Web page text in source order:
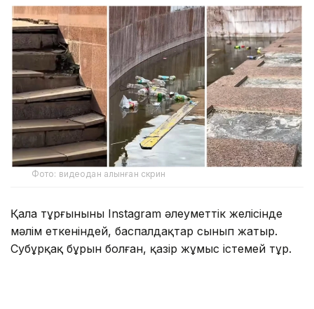
Фото: видеодан алынған скрин
Қала тұрғынының Instagram әлеуметтік желісінде
мәлім еткеніндей, баспалдақтар сынып жатыр.
Субұрқақ бұрын болған, қазір жұмыс істемей тұр.